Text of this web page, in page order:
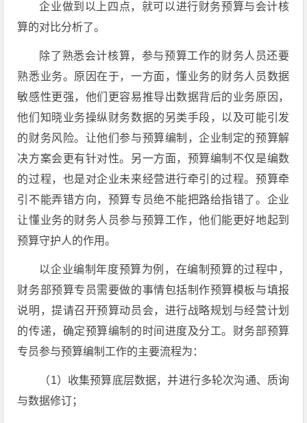
企业做到以上四点，就可以进行财务预算与会计核
算的对比分析了。
除了熟悉会计核算，参与预算工作的财务人员还要
熟悉业务。原因在于，一方面，懂业务的财务人员数据
敏感性更强，他们更容易推导出数据背后的业务原因，
他们知晓业务操纵财务数据的另类手段，以及可能引发
的财务风险。让他们参与预算编制，企业制定的预算解
决方案会更有针对性。另一方面，预算编制不仅是编数
的过程，也是对企业未来经营进行牵引的过程。预算牵
引不能弄错方向，预算专员绝不能把路给指错了。企业
让懂业务的财务人员参与预算工作，他们能更好地起到
预算守护人的作用。
以企业编制年度预算为例，在编制预算的过程中，
财务部预算专员需要做的事情包括制作预算模板与填报
说明，提请召开预算动员会，进行战略规划与经营计划
的传递，确定预算编制的时间进度及分工。财务部预算
专员参与预算编制工作的主要流程为：
（1）收集预算底层数据，并进行多轮次沟通、质询
与数据修订；